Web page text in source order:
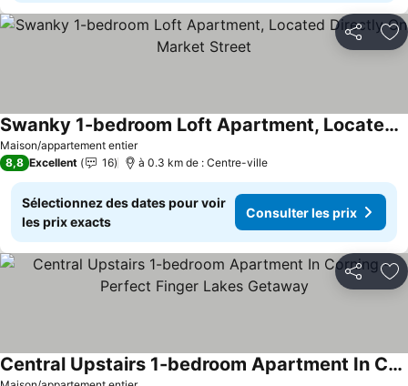
Partager
Maison/appartement entier
Swanky 1-bedroom Loft Apartment, Located Directly On Market Street
Consulter les prix
8,8 Excellent 16 à 0.3 km de : Centre-ville
Sélectionnez des dates pour voir
les prix exacts
Consulter les prix
Partager
Central Upstairs 1-bedroom Apartment In Corning - Perfect Finger Lakes Getaway